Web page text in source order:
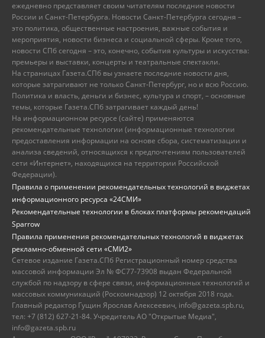
ежедневно представляет своим читателям последние новости
России и Санкт-Петербурга. Новости Санкт-Петербурга сегодня –
это политика, общественные настроения, важные события и
мероприятия, новости бизнеса и социальной сферы. Кроме того,
новости СПб сегодня – это, конечно, события культуры и искусства:
премьеры и выставки, концерты и театральные спектакли.
На страницах Газета.СПб вы узнаете последние новости дня,
которые затрагивают не только Санкт-Петербург, но и всю Россию.
Политика и власть, деньги и бизнес, культура и спорт, – основные
темы, которые Газета.СПб затрагивает каждый день!
На информационном ресурсе (сайте) применяются
рекомендательные технологии (информационные технологии
предоставления информации на основе сбора, систематизации и
анализа сведений, относящихся к предпочтениям пользователей
сети «Интернет», находящихся на территории Российской
Федерации).
Правила о применении рекомендательных технологий в виджетах
информационного ресурса «24СМИ»
Рекомендательные технологии в блоках платформы рекомендаций
Sparrow
Правила применения рекомендательных технологий в виджетах
рекламно-обменной сети «СМИ2»
Сетевое издание Газета.СПб Регистрационный номер средства
массовой информации Эл № ФС77-73908 выдан Федеральной
службой по надзору в сфере связи, информационных технологий и
массовых коммуникаций (Роскомнадзор) 12 октября 2018 года.
Главный редактор Гущин Ярослав Алексеевич, info@gazeta.spb.ru,
тел: +7 (812) 627-21-84. Учредитель АО "Открытые Медиа",
info@gazeta.spb.ru